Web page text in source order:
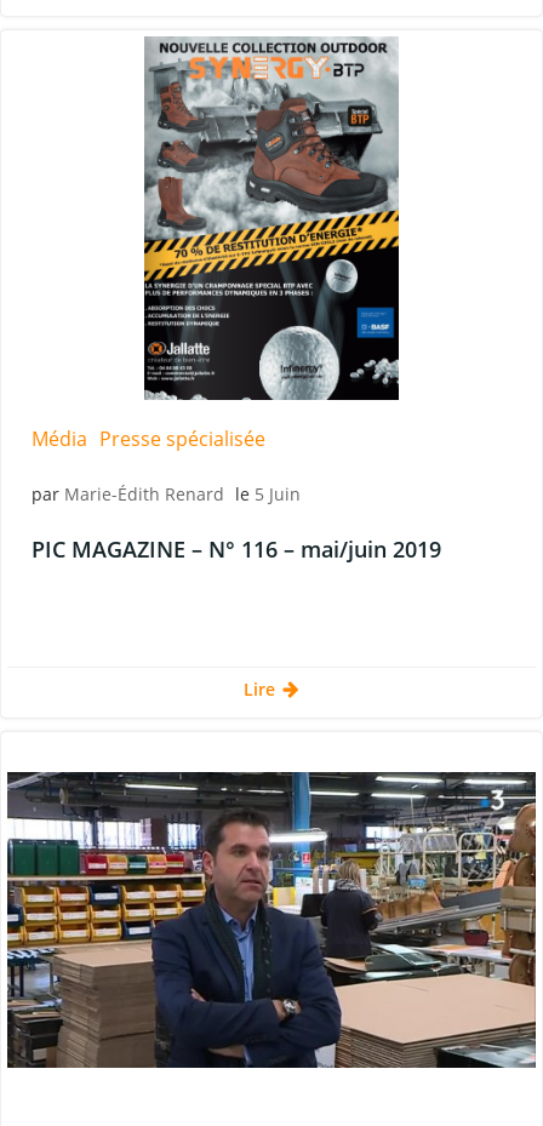
Média Presse spécialisée
par Marie-Édith Renard le 5 Juin
PIC MAGAZINE – N° 116 – mai/juin 2019
Lire